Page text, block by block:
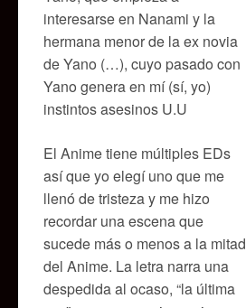
interesarse en Nanami y la
hermana menor de la ex novia
de Yano (…), cuyo pasado con
Yano genera en mí (sí, yo)
instintos asesinos U.U
El Anime tiene múltiples EDs
así que yo elegí uno que me
llenó de tristeza y me hizo
recordar una escena que
sucede más o menos a la mitad
del Anime. La letra narra una
despedida al ocaso, “la última